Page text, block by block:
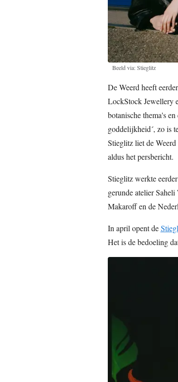
Beeld via: Stieglitz
De Weerd heeft
LockStock Jewellery
botanische thema's
goddelijkheid´, zo is
Stieglitz liet de
aldus het persbericht.
Stieglitz werkte
gerunde atelier
Makaroff en de
In april opent de
Het is de bedoeling